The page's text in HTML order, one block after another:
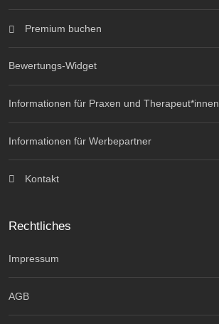
Premium buchen
Bewertungs-Widget
Informationen für Praxen und Therapeut*innen
Informationen für Werbepartner
Kontakt
Rechtliches
Impressum
AGB